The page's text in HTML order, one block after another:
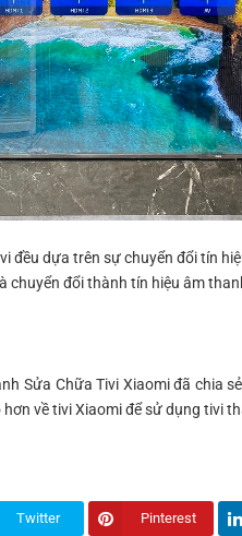
đều dựa trên sự chuyển đổi tín
chuyển đổi thành tín hiệu âm
Sửa Chữa Tivi Xiaomi đã chia
về tivi Xiaomi để sử dụng tivi
Twitter Pinterest